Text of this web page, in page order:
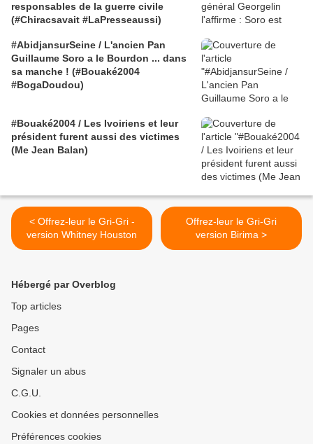
responsables de la guerre civile
(#Chiracsavait #LaPresseaussi)
#AbidjansurSeine / L'ancien Pan
Guillaume Soro a le Bourdon ... dans
sa manche ! (#Bouaké2004
#BogaDoudou)
#Bouaké2004 / Les Ivoiriens et leur
président furent aussi des victimes
(Me Jean Balan)
< Offrez-leur le Gri-Gri -
version Whitney Houston
Offrez-leur le Gri-Gri
version Birima >
Hébergé par Overblog
Top articles
Pages
Contact
Signaler un abus
C.G.U.
Cookies et données personnelles
Préférences cookies